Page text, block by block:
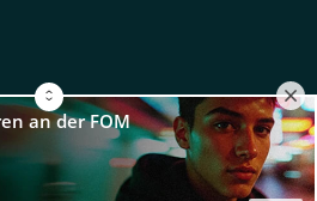
GmbH
Nutzungsbedingungen